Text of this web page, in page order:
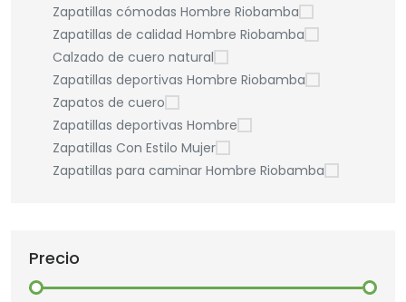
Zapatillas cómodas Hombre Riobamba
Zapatillas de calidad Hombre Riobamba
Calzado de cuero natural
Zapatillas deportivas Hombre Riobamba
Zapatos de cuero
Zapatillas deportivas Hombre
Zapatillas Con Estilo Mujer
Zapatillas para caminar Hombre Riobamba
Precio